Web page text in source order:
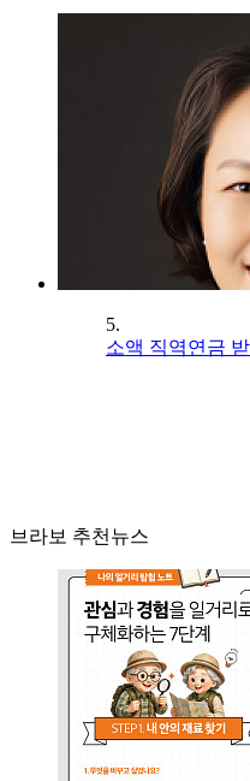
5.
소액 직역연금
브라보 추천뉴스